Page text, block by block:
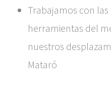
Trabajamos con
herramientas del
nuestros
Mataró